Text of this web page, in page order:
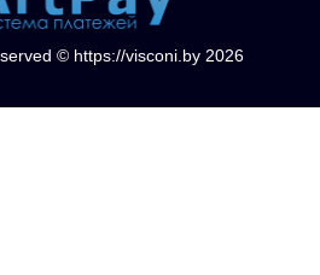
© https://visconi.by 2026